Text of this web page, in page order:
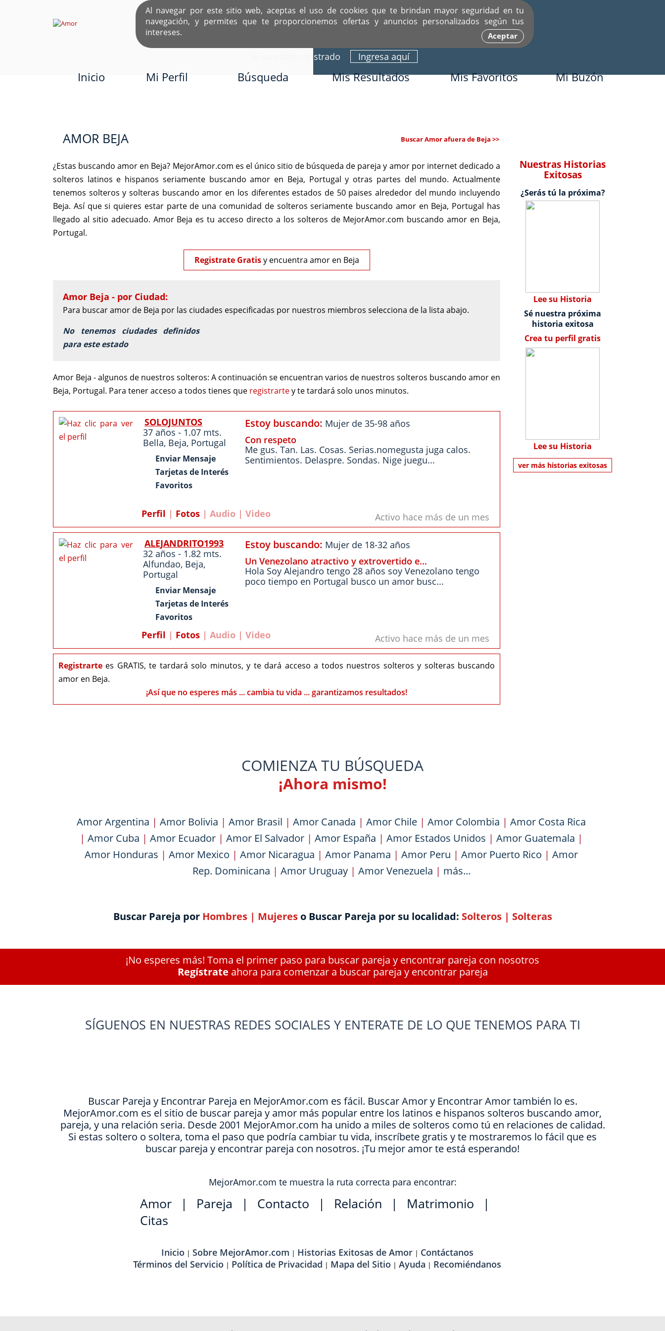
Al navegar por este sitio web, aceptas el uso de cookies que te brindan mayor seguridad en tu
navegación, y permites que te proporcionemos ofertas y anuncios personalizados según tus
intereses.
Aceptar
EL ÚNICO SITIO DEDICADO A SOLTEROS HISPANOS COMO TÚ
Ingresa aquí
Sí ya estás registrado
Inicio Mi Perfil Búsqueda Mis Resultados Mis Favoritos Mi Buzón
AMOR BEJA Buscar Amor afuera de Beja >>
¿Estas buscando amor en Beja? MejorAmor.com es el único sitio de búsqueda de pareja y amor por internet dedicado a
solteros latinos e hispanos seriamente buscando amor en Beja, Portugal y otras partes del mundo. Actualmente
tenemos solteros y solteras buscando amor en los diferentes estados de 50 paises alrededor del mundo incluyendo
Beja. Así que si quieres estar parte de una comunidad de solteros seriamente buscando amor en Beja, Portugal has
llegado al sitio adecuado. Amor Beja es tu acceso directo a los solteros de MejorAmor.com buscando amor en Beja,
Portugal.
Registrate Gratisy encuentra amor en Beja
Amor Beja - por Ciudad:
Para buscar amor de Beja por las ciudades especificadas por nuestros miembros selecciona de la lista abajo.
No tenemos ciudades definidos
para este estado
Amor Beja - algunos de nuestros solteros: A continuación se encuentran varios de nuestros solteros buscando amor en
Beja, Portugal. Para tener acceso a todos tienes que registrartey te tardará solo unos minutos.
SOLOJUNTOS
37 años - 1.07 mts.
Bella, Beja, Portugal
Enviar Mensaje
Tarjetas de Interés
Favoritos
Estoy buscando: Mujer de 35-98 años
Con respeto
Me gus. Tan. Las. Cosas. Serias.nomegusta juga calos.
Sentimientos. Delaspre. Sondas. Nige juegu...
Perfil | Fotos | Audio | Video Activo hace más de un mes
ALEJANDRITO1993
32 años - 1.82 mts.
Alfundao, Beja,
Portugal
Enviar Mensaje
Tarjetas de Interés
Favoritos
Estoy buscando: Mujer de 18-32 años
Un Venezolano atractivo y extrovertido e...
Hola Soy Alejandro tengo 28 años soy Venezolano tengo
poco tiempo en Portugal busco un amor busc...
Perfil | Fotos | Audio | Video Activo hace más de un mes
Registrarte es GRATIS, te tardará solo minutos, y te dará acceso a todos nuestros solteros y solteras buscando
amor en Beja.
¡Así que no esperes más ... cambia tu vida ... garantizamos resultados!
Nuestras Historias
Exitosas
¿Serás tú la próxima?
Lee su Historia
Sé nuestra próxima
historia exitosa
Crea tu perfil gratis
Lee su Historia
ver más historias exitosas
COMIENZA TU BÚSQUEDA
¡Ahora mismo!
Amor Argentina | Amor Bolivia | Amor Brasil | Amor Canada | Amor Chile | Amor Colombia | Amor Costa Rica
| Amor Cuba | Amor Ecuador | Amor El Salvador | Amor España | Amor Estados Unidos | Amor Guatemala |
Amor Honduras | Amor Mexico | Amor Nicaragua | Amor Panama | Amor Peru | Amor Puerto Rico | Amor
Rep. Dominicana | Amor Uruguay| Amor Venezuela | más...
Buscar Pareja por Hombres| Mujereso Buscar Pareja por su localidad: Solteros| Solteras
¡No esperes más! Toma el primer paso para buscar pareja y encontrar pareja con nosotros
Regístrate ahora para comenzar a buscar pareja y encontrar pareja
SÍGUENOS EN NUESTRAS REDES SOCIALES Y ENTERATE DE LO QUE TENEMOS PARA TI
Buscar Pareja y Encontrar Pareja en MejorAmor.com es fácil. Buscar Amor y Encontrar Amor también lo es.
MejorAmor.com es el sitio de buscar pareja y amor más popular entre los latinos e hispanos solteros buscando amor,
pareja, y una relación seria. Desde 2001 MejorAmor.com ha unido a miles de solteros como tú en relaciones de calidad.
Si estas soltero o soltera, toma el paso que podría cambiar tu vida, inscríbete gratis y te mostraremos lo fácil que es
buscar pareja y encontrar pareja con nosotros. ¡Tu mejor amor te está esperando!
MejorAmor.com te muestra la ruta correcta para encontrar:
Amor | Pareja | Contacto | Relación | Matrimonio
|
Citas
Inicio | Sobre MejorAmor.com | Historias Exitosas de Amor| Contáctanos
Términos del Servicio | Política de Privacidad | Mapa del Sitio | Ayuda | Recomiéndanos